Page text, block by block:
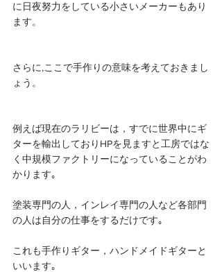
に日夜努力をしている小さいメーカーもあり
ます。
さらに,ここで手作りの意味を考えておきまし
ょう。
例えば現在のラリビーは，すでに世界中にギ
ターを輸出しておりHPを見ますと工房ではな
く中規模ファクトリーになっていることがわ
かります｡
塗装専門の人，インレイ専門の人など各部門
の人は自分の仕事をするだけです｡
これも手作りギター，ハンドメイドギターと
いいます｡